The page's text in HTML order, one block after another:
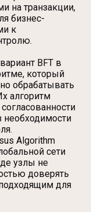
на транзакции,
бизнес-
к
BFT в
который
обрабатывать
алгоритм
Algorithm
сети
узлы не
доверять
для